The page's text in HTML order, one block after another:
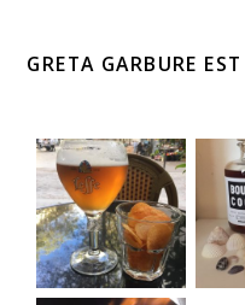
GRETA GARBURE